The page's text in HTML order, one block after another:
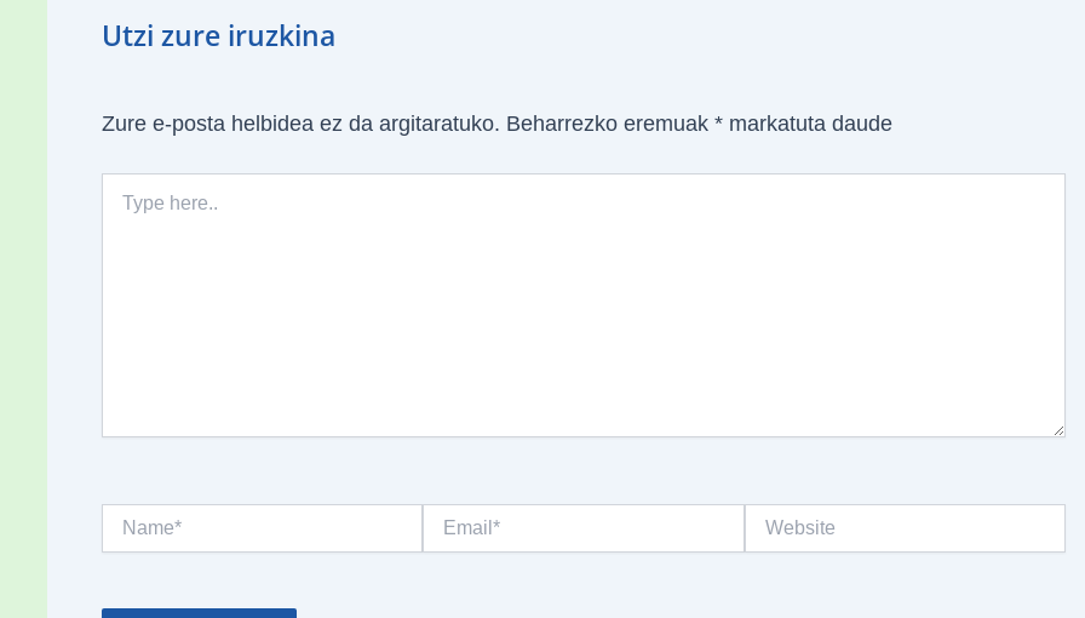
Utzi zure iruzkina
Zure e-posta helbidea ez da argitaratuko. Beharrezko eremuak *markatuta daude
here..
Name* Email* Website